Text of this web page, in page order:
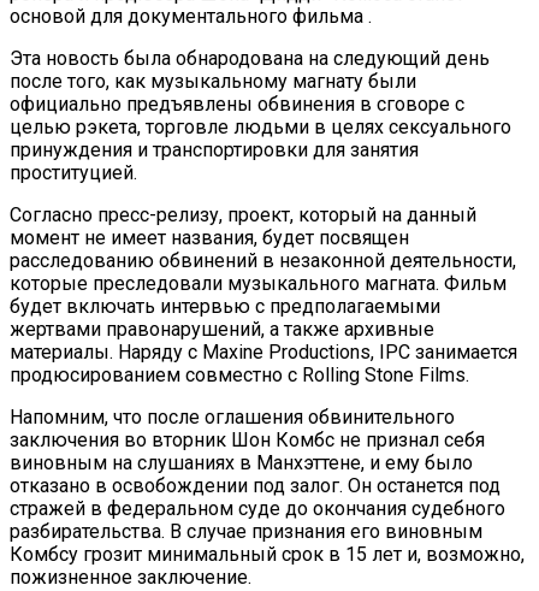
основой для документального фильма .
Эта новость была обнародована на следующий день
после того, как музыкальному магнату были
официально предъявлены обвинения в сговоре с
целью рэкета, торговле людьми в целях сексуального
принуждения и транспортировки для занятия
проституцией.
Согласно пресс-релизу, проект, который на данный
момент не имеет названия, будет посвящен
расследованию обвинений в незаконной деятельности,
которые преследовали музыкального магната. Фильм
будет включать интервью с предполагаемыми
жертвами правонарушений, а также архивные
материалы. Наряду с Maxine Productions, IPC занимается
продюсированием совместно с Rolling Stone Films.
Напомним, что после оглашения обвинительного
заключения во вторник Шон Комбс не признал себя
виновным на слушаниях в Манхэттене, и ему было
отказано в освобождении под залог. Он останется под
стражей в федеральном суде до окончания судебного
разбирательства. В случае признания его виновным
Комбсу грозит минимальный срок в 15 лет и, возможно,
пожизненное заключение.